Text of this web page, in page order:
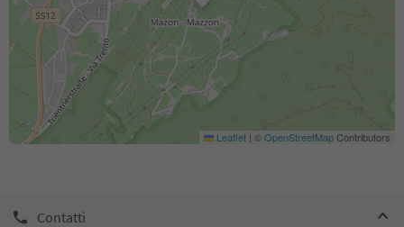
Leaflet | ©OpenStreetMapContributors
Contatti